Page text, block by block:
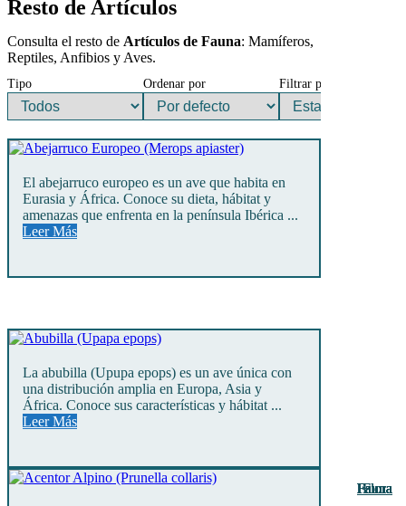
Resto de Artículos
Consulta el resto de Artículos de Fauna: Mamíferos,
Reptiles, Anfibios y Aves.
Tipo Ordenar por Filtrar por
El abejarruco europeo es un ave que habita en
Eurasia y África. Conoce su dieta, hábitat y
amenazas que enfrenta en la península Ibérica ...
Leer Más
Fauna
La abubilla (Upupa epops) es un ave única con
una distribución amplia en Europa, Asia y
África. Conoce sus características y hábitat ...
Leer Más
Fauna
Fauna
Fauna
Fauna
Fauna
Fauna
Fauna
Fauna
Flora
Flora
Fauna
Fauna